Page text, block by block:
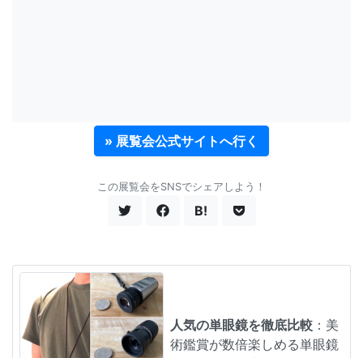
» 展覧会公式サイトへ行く
この展覧会をSNSでシェアしよう！
B!
人気の単眼鏡を徹底比較 ：美
術鑑賞が数倍楽しめる単眼鏡